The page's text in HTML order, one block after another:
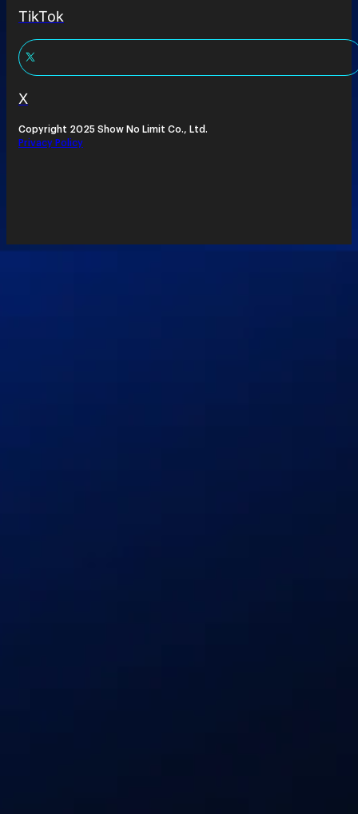
TikTok
X
Copyright 2025 Show No Limit Co., Ltd.
Privacy Policy